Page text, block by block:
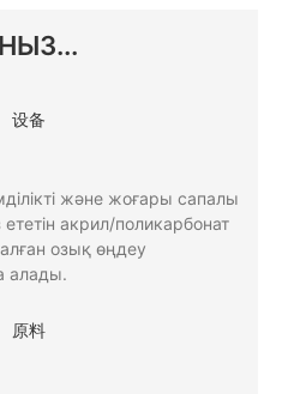
және жоғары сапалы
акрил/поликарбонат
озық өңдеу
алады.